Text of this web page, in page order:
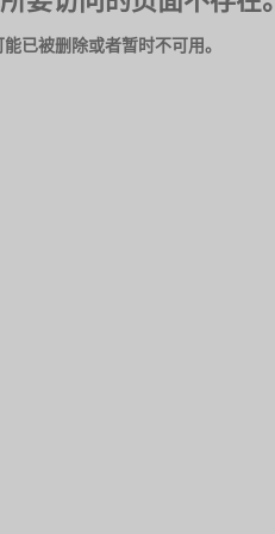
已被删除或者暂时不可用。